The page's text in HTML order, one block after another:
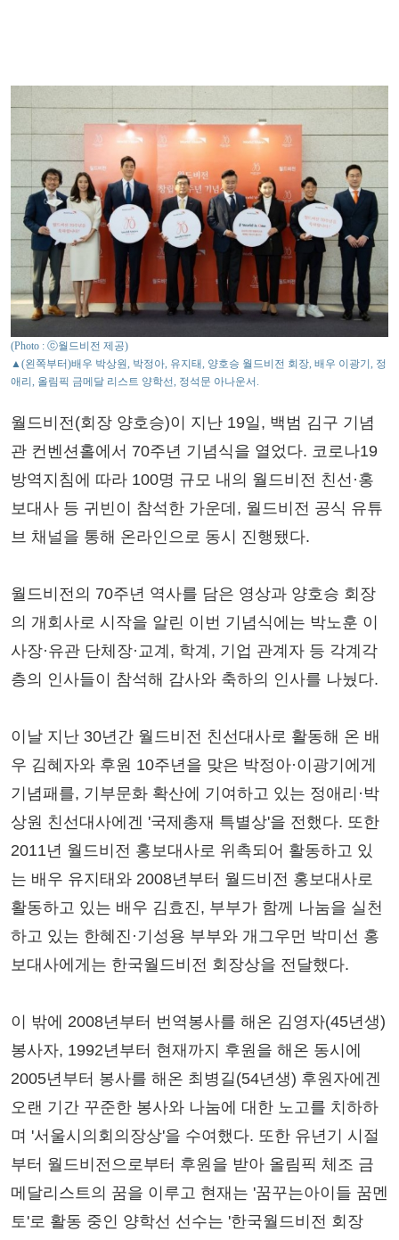
(Photo : ⓒ월드비전 제공)
▲(왼쪽부터)배우 박상원, 박정아, 유지태, 양호승 월드비전 회장, 배우 이광기, 정
애리, 올림픽 금메달 리스트 양학선, 정석문 아나운서.
월드비전(회장 양호승)이 지난 19일, 백범 김구 기념
관 컨벤션홀에서 70주년 기념식을 열었다. 코로나19
방역지침에 따라 100명 규모 내의 월드비전 친선·홍
보대사 등 귀빈이 참석한 가운데, 월드비전 공식 유튜
브 채널을 통해 온라인으로 동시 진행됐다.
월드비전의 70주년 역사를 담은 영상과 양호승 회장
의 개회사로 시작을 알린 이번 기념식에는 박노훈 이
사장·유관 단체장·교계, 학계, 기업 관계자 등 각계각
층의 인사들이 참석해 감사와 축하의 인사를 나눴다.
이날 지난 30년간 월드비전 친선대사로 활동해 온 배
우 김혜자와 후원 10주년을 맞은 박정아·이광기에게
기념패를, 기부문화 확산에 기여하고 있는 정애리·박
상원 친선대사에겐 '국제총재 특별상'을 전했다. 또한
2011년 월드비전 홍보대사로 위촉되어 활동하고 있
는 배우 유지태와 2008년부터 월드비전 홍보대사로
활동하고 있는 배우 김효진, 부부가 함께 나눔을 실천
하고 있는 한혜진·기성용 부부와 개그우먼 박미선 홍
보대사에게는 한국월드비전 회장상을 전달했다.
이 밖에 2008년부터 번역봉사를 해온 김영자(45년생)
봉사자, 1992년부터 현재까지 후원을 해온 동시에
2005년부터 봉사를 해온 최병길(54년생) 후원자에겐
오랜 기간 꾸준한 봉사와 나눔에 대한 노고를 치하하
며 '서울시의회의장상'을 수여했다. 또한 유년기 시절
부터 월드비전으로부터 후원을 받아 올림픽 체조 금
메달리스트의 꿈을 이루고 현재는 '꿈꾸는아이들 꿈멘
토'로 활동 중인 양학선 선수는 '한국월드비전 회장